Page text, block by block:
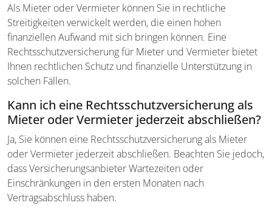
Als Mieter oder Vermieter können Sie in rechtliche
Streitigkeiten verwickelt werden, die einen hohen
finanziellen Aufwand mit sich bringen können. Eine
Rechtsschutzversicherung für Mieter und Vermieter bietet
Ihnen rechtlichen Schutz und finanzielle Unterstützung in
solchen Fällen.
Kann ich eine Rechtsschutzversicherung als
Mieter oder Vermieter jederzeit abschließen?
Ja, Sie können eine Rechtsschutzversicherung als Mieter
oder Vermieter jederzeit abschließen. Beachten Sie jedoch,
dass Versicherungsanbieter Wartezeiten oder
Einschränkungen in den ersten Monaten nach
Vertragsabschluss haben.